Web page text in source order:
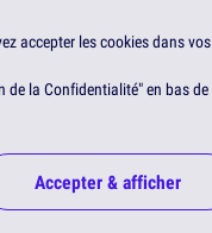
accepter les cookies dans vos
de la Confidentialité" en bas de
Accepter & afficher